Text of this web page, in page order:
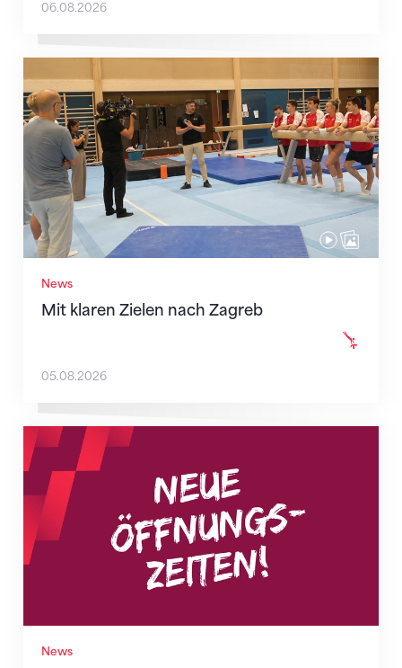
06.08.2026
News
Mit klaren Zielen nach Zagreb
Mit klaren Zielen nach Zagreb
05.08.2026
News
Neue Empfangszeiten ab 1. August 2026